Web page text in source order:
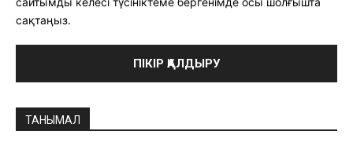
сақтаңыз.
ТАНЫМАЛ